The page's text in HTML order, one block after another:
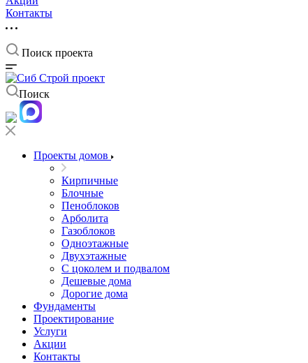
Контакты
Поиск проекта
Поиск
Проекты домов
Кирпичные
Блочные
Пеноблоков
Арболита
Газоблоков
Одноэтажные
Двухэтажные
С цоколем и подвалом
Дешевые дома
Дорогие дома
Фундаменты
Проектирование
Услуги
Акции
Контакты